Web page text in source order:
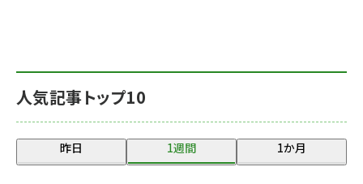
人気記事トップ10
昨日 1週間 1か月